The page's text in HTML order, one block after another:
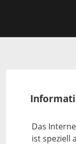
Das
ist speziell